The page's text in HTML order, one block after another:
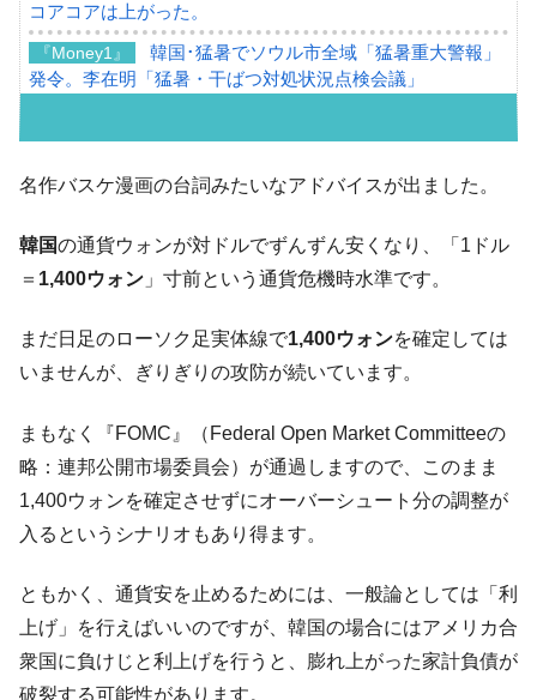
コアコアは上がった。
『Money1』
韓国･猛暑でソウル市全域「猛暑重大警報」
発令。李在明「猛暑・干ばつ対処状況点検会議」
07月販売台数は去年のほぼ半分「71台」しか売れなかっ
ても」⇒ 257万人赦免したのに60万人がまた延滞者に転
兵器「K10」が改良に乗り出す。
『Money1』
韓国「2026年07月の輸出入」絶好調。半導
『Money1』
韓国･李在明「青年層の雇用状況が悪い。せ
や、若者に起業させよう」⇒ どんな雇用対策だソレ。
『Money1』
【韓国の外貨準備】2026年07月は4,279億ド
ル。外平債の発行「19.4億ドル」
ーにウソのデータを入力したのは明白だ」
『Money1』
韓国･李在明さっそく不動産対策で浅薄な発
言。
名作バスケ漫画の台詞みたいなアドバイスが出ました。
韓国の通貨ウォンが対ドルでずんずん安くなり、「1ドル
＝ 1,400ウォン 」寸前という通貨危機時水準です。
まだ日足のローソク足実体線で1,400ウォンを確定しては
いませんが、ぎりぎりの攻防が続いています。
まもなく『FOMC』（Federal Open Market Committeeの
略：連邦公開市場委員会）が通過しますので、このまま
1,400ウォンを確定させずにオーバーシュート分の調整が
入るというシナリオもあり得ます。
ともかく、通貨安を止めるためには、一般論としては「利
上げ」を行えばいいのですが、韓国の場合にはアメリカ合
衆国に負けじと利上げを行うと、膨れ上がった家計負債が
破裂する可能性があります。